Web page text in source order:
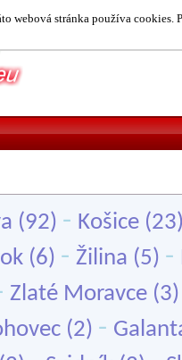
webová stránka používa cookies.
(92) - Košice
(6) - Žilina (5) -
Zlaté Moravce
(2) -